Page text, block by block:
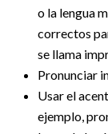
o la lengua
correctos
se llama
Pronunciar
Usar el
ejemplo,